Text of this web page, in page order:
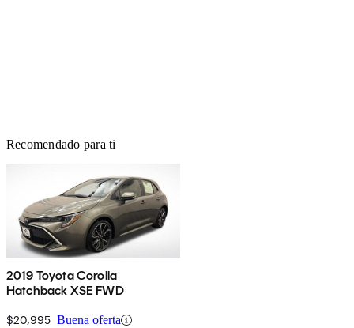
Recomendado para ti
2019 Toyota Corolla
Hatchback XSE FWD
$20,995 Buena oferta